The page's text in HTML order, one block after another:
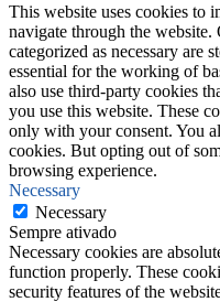
This website uses cookies to
navigate through the website.
categorized as necessary are
essential for the working of
also use third-party cookies
you use this website. These
only with your consent. You
cookies. But opting out of
browsing experience.
Necessary
Necessary
Sempre ativado
Necessary cookies are
function properly. These
security features of the